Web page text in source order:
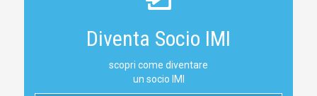
Diventa Socio IMI
scopri come diventare
un socio IMI